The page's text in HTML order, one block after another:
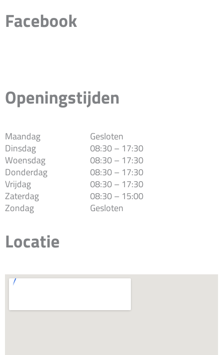
Facebook
Openingstijden
Maandag
Dinsdag
Woensdag
Donderdag
Vrijdag
Zaterdag
Zondag
Gesloten
08:30 – 17:30
08:30 – 17:30
08:30 – 17:30
08:30 – 17:30
08:30 – 15:00
Gesloten
Locatie